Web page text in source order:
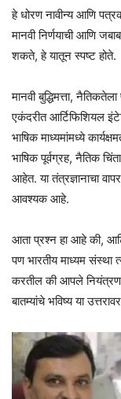
हे धोरण नावीन्य आणि
मानवी निर्णयाची आणि
शकते, हे यातून स्पष्ट होते.
मानवी बुद्धिमत्ता,
एकंदरीत आर्टिफिशियल
भाषिक माध्यमांमध्ये
भाषिक पूर्वग्रह, नैतिक
आहेत. या तंत्रज्ञानाचा
आवश्यक आहे.
आता प्रश्न हा आहे की,
पण भारतीय माध्यम संस्था
करतील की आपले नियंत्रण
बातम्यांचे भविष्य या